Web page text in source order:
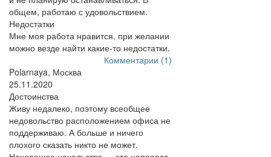
общем, работаю с удовольствием.
Недостатки
Мне моя работа нравится, при желании
можно везде найти какие-то недостатки.
Комментарии (1)
Polarnaya, Москва
25.11.2020
Достоинства
Живу недалеко, поэтому всеобщее
недовольство расположением офиса не
поддерживаю. А больше и ничего
плохого сказать никто не может.